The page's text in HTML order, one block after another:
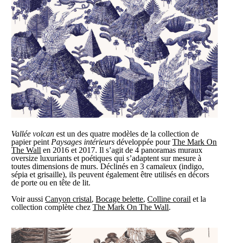
Vallée volcan est un des quatre modèles de la collection de
papier peint Paysages intérieurs développée pourThe Mark On
The Wall en 2016 et 2017. Il s’agit de 4 panoramas muraux
oversize luxuriants et poétiques qui s’adaptent sur mesure à
toutes dimensions de murs. Déclinés en 3 camaïeux (indigo,
sépia et grisaille), ils peuvent également être utilisés en décors
de porte ou en tête de lit.
Voir aussiCanyon cristal,Bocage belette,Colline corail et la
collection complète chezThe Mark On The Wall.